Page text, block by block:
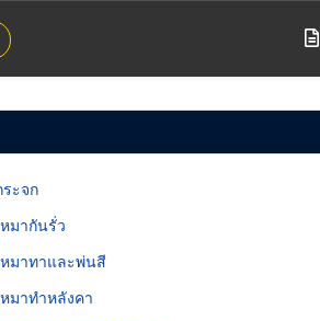
ะจก
มากันรั่ว
มาทาและพ่นสี
มาทำหลังคา